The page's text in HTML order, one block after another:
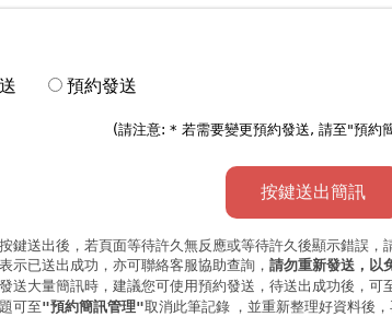
預約發送
(請注意: * 若需要變更預約發送, 請至"預約
按鍵送出簡訊
按鍵送出後，若頁面等待許久無反應或等待許久後顯示錯誤
表示已送出成功，亦可聯絡客服協助查詢，請勿重新發送，以
發送大量簡訊時，建議您可使用預約發送 ，待送出成功後，
題可至"預約簡訊管理"取消此筆記錄 ，並重新整理好資料後